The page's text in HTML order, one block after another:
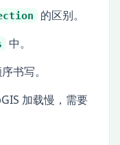
的区别。
中。
书写。
加载慢，需要